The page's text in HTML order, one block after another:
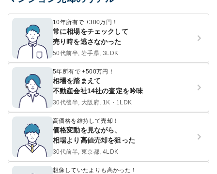
10年所有で +300万円！
常に相場をチェックして
売り時を逃さなかった
50代前半, 岩手県, 3LDK
5年所有で +500万円！
相場を踏まえて
不動産会社14社の査定を吟味
30代後半, 大阪府, 1K・1LDK
高価格を維持して売却！
価格変動を見ながら、
相場より高値売却を狙った
30代前半, 東京都, 4LDK
想像していたよりも高かった！